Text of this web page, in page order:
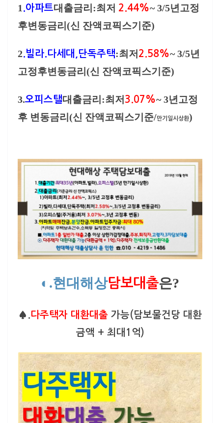
1 .아파트대출금리:최저 2.44%~ 3/5년고정
후변동금리(신 잔액코픽스기준)
2 .빌라.다세대,단독주택:최저 2.58%~ 3/5년
고정후변동금리(신 잔액코픽스기준)
3.오피스탤대출금리:최저 3.07%~ 3년고정
후 변동금리 (신 잔액코픽스기준/만기일시상환)
◐.현대해상담보대출은?
♠.다주택자 대환대출 가능(담보물건당 대환
금액 + 최대1억)